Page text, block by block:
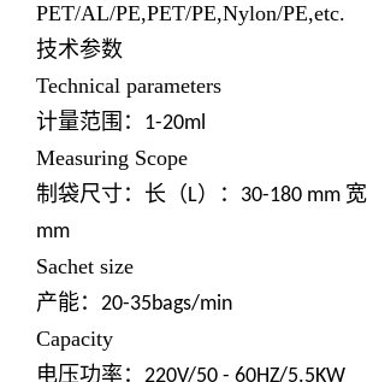
PET/AL/PE,PET/PE,Nylon/PE,etc.
技术参数
Technical parameters
计量范围： 1-20ml
Measuring Scope
制袋尺寸：长（L）： 30-180 mm
mm
Sachet size
产能： 20-35bags/min
Capacity
电压功率： 220V/50 - 60HZ/5.5KW